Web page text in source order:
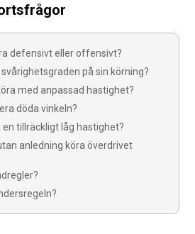
defensivt eller offensivt?
på sin körning?
med anpassad hastighet?
döda vinkeln?
tillräckligt låg hastighet?
anledning köra överdrivet